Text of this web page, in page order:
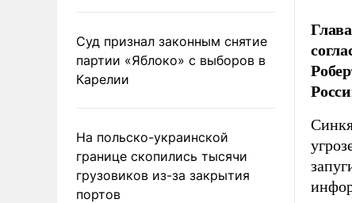
Суд признал законным снятие
партии «Яблоко» с выборов в
Карелии
На польско-украинской
границе скопились тысячи
грузовиков из-за закрытия
портов